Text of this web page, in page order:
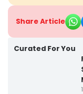
Share Article
Curated For You